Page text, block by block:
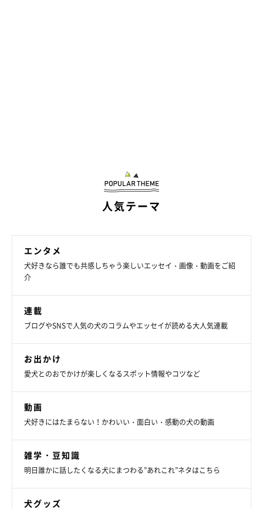
人気テーマ
エンタメ
犬好きなら誰でも共感しちゃう楽しいエッセイ・画像・動画をご紹
介
連載
ブログやSNSで人気の犬のコラムやエッセイが読める大人気連載
お出かけ
愛犬とのおでかけが楽しくなるスポット情報やコツなど
動画
犬好きにはたまらない！かわいい・面白い・感動の犬の動画
雑学・豆知識
明日誰かに話したくなる犬にまつわる”あれこれ”ネタはこちら
犬グッズ